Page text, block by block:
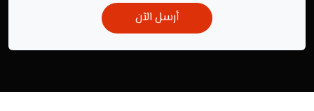
أرسل الآن